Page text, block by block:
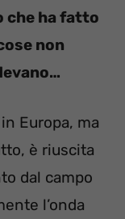
che ha fatto
non
Europa, ma
è riuscita
dal campo
l’onda